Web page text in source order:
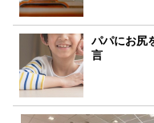
パパにお尻
言